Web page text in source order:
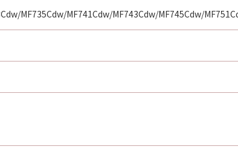
MF735Cdw/MF741Cdw/MF743Cdw/MF745Cdw/